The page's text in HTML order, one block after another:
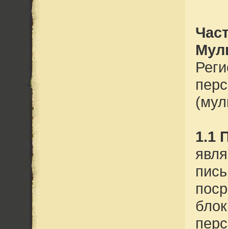
1.1